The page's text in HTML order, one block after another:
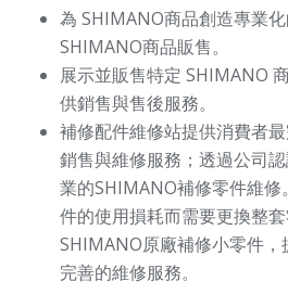
為 SHIMANO商品創造專業
SHIMANO商品販售。
展示並販售特定 SHIMANO
供銷售與售後服務。
補修配件維修站提供消費者
銷售與維修服務；透過公司
業的SHIMANO補修零件維
件的使用損耗而需要更換整
SHIMANO原廠補修小零件
完善的維修服務。